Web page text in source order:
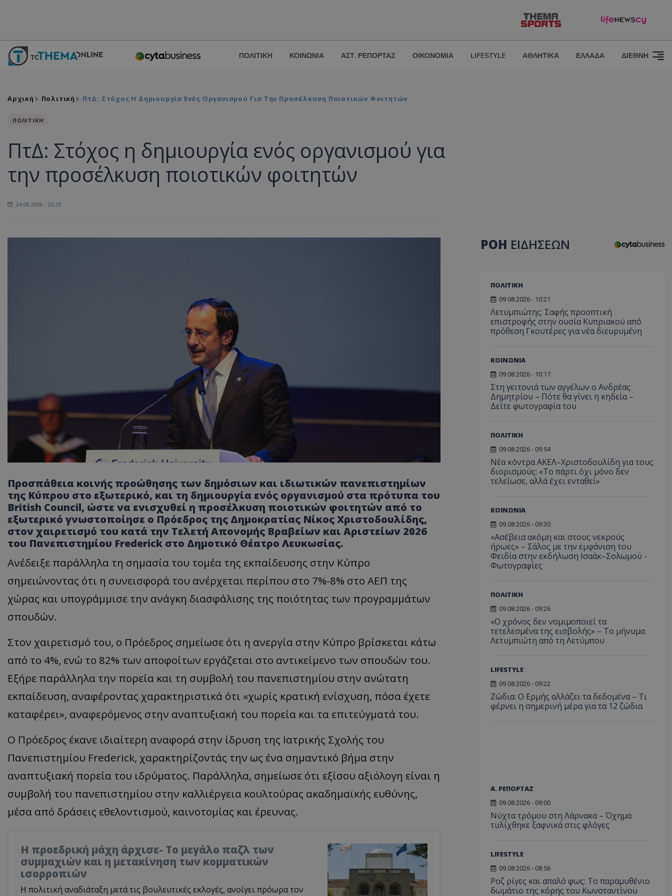
ΠΟΛΙΤΙΚΗ ΚΟΙΝΩΝΙΑ ΑΣΤ. ΡΕΠΟΡΤΑΖ ΟΙΚΟΝΟΜΙΑ LIFESTYLE ΑΘΛΗΤΙΚΑ ΕΛΛΑΔΑ ΔΙΕΘΝΗ
Αρχική Πολιτική ΠτΔ: Στόχος Η Δημιουργία Ενός Οργανισμού Για Την Προσέλκυση Ποιοτικών Φοιτητών
ΠΟΛΙΤΙΚΗ
ΠτΔ: Στόχος η δημιουργία ενός οργανισμού για
την προσέλκυση ποιοτικών φοιτητών
24.06.2026 - 23:25
Προσπάθεια κοινής προώθησης των δημόσιων και ιδιωτικών πανεπιστημίων
της Κύπρου στο εξωτερικό, και τη δημιουργία ενός οργανισμού στα πρότυπα του
British Council, ώστε να ενισχυθεί η προσέλκυση ποιοτικών φοιτητών από το
εξωτερικό γνωστοποίησε ο Πρόεδρος της Δημοκρατίας Νίκος Χριστοδουλίδης,
στον χαιρετισμό του κατά την Τελετή Απονομής Βραβείων και Αριστείων 2026
του Πανεπιστημίου Frederick στο Δημοτικό Θέατρο Λευκωσίας.
Ανέδειξε παράλληλα τη σημασία του τομέα της εκπαίδευσης στην Κύπρο
σημειώνοντας ότι η συνεισφορά του ανέρχεται περίπου στο 7%-8% στο ΑΕΠ της
χώρας και υπογράμμισε την ανάγκη διασφάλισης της ποιότητας των προγραμμάτων
σπουδών.
Στον χαιρετισμό του, ο Πρόεδρος σημείωσε ότι η ανεργία στην Κύπρο βρίσκεται κάτω
από το 4%, ενώ το 82% των αποφοίτων εργάζεται στο αντικείμενο των σπουδών του.
Εξήρε παράλληλα την πορεία και τη συμβολή του πανεπιστημίου στην ανώτατη
εκπαίδευση, αναφέροντας χαρακτηριστικά ότι «χωρίς κρατική ενίσχυση, πόσα έχετε
καταφέρει», αναφερόμενος στην αναπτυξιακή του πορεία και τα επιτεύγματά του.
Ο Πρόεδρος έκανε ιδιαίτερη αναφορά στην ίδρυση της Ιατρικής Σχολής του
Πανεπιστημίου Frederick, χαρακτηρίζοντάς την ως ένα σημαντικό βήμα στην
αναπτυξιακή πορεία του ιδρύματος. Παράλληλα, σημείωσε ότι εξίσου αξιόλογη είναι η
συμβολή του πανεπιστημίου στην καλλιέργεια κουλτούρας ακαδημαϊκής ευθύνης,
μέσα από δράσεις εθελοντισμού, καινοτομίας και έρευνας.
Η προεδρική μάχη άρχισε- Το μεγάλο παζλ των
συμμαχιών και η μετακίνηση των κομματικών
ισορροπιών
Η πολιτική αναδιάταξη μετά τις βουλευτικές εκλογές, ανοίγει πρόωρα τον
ΡΟΗ ΕΙΔΗΣΕΩΝ
ΠΟΛΙΤΙΚΗ
09.08.2026 - 10:21
Λετυμπιώτης: Σαφής προοπτική
επιστροφής στην ουσία Κυπριακού από
πρόθεση Γκουτέρες για νέα διευρυμένη
ΚΟΙΝΩΝΙΑ
09.08.2026 - 10:17
Στη γειτονιά των αγγέλων ο Ανδρέας
Δημητρίου – Πότε θα γίνει η κηδεία –
Δείτε φωτογραφία του
ΠΟΛΙΤΙΚΗ
09.08.2026 - 09:54
Νέα κόντρα ΑΚΕΛ–Χριστοδουλίδη για τους
διορισμούς: «Το πάρτι όχι μόνο δεν
τελείωσε, αλλά έχει ενταθεί»
ΚΟΙΝΩΝΙΑ
09.08.2026 - 09:30
«Ασέβεια ακόμη και στους νεκρούς
ήρωες» – Σάλος με την εμφάνιση του
Φειδία στην εκδήλωση Ισαάκ–Σολωμού -
Φωτογραφίες
ΠΟΛΙΤΙΚΗ
09.08.2026 - 09:26
«Ο χρόνος δεν νομιμοποιεί τα
τετελεσμένα της εισβολής» – Το μήνυμα
Λετυμπιώτη από τη Λετύμπου
LIFESTYLE
09.08.2026 - 09:22
Ζώδια: Ο Ερμής αλλάζει τα δεδομένα – Τι
φέρνει η σημερινή μέρα για τα 12 ζώδια
Α. ΡΕΠΟΡΤΑΖ
09.08.2026 - 09:00
Νύχτα τρόμου στη Λάρνακα – Όχημα
τυλίχθηκε ξαφνικά στις φλόγες
LIFESTYLE
09.08.2026 - 08:56
Ροζ ρίγες και απαλό φως: Το παραμυθένιο
δωμάτιο της κόρης του Κωνσταντίνου